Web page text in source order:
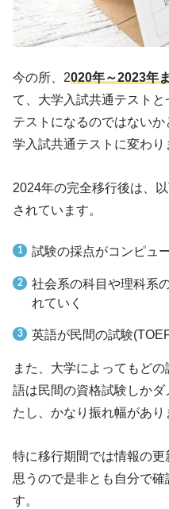
今の所、2020年～2023年
て、大学入試共通テスト
テストになるのではない
学入試共通テストに変わり
2024年の完全移行後は、
されています。
試験の採点がコンピュ
社会系の科目や理科系
れていく
英語が民間の試験
また、大学によってもど
語は民間の資格試験しか
たし、かなり振れ幅があり
特に移行期間では情報の
思うので是非とも自分で
す。